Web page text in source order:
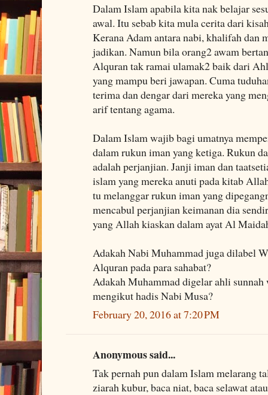
Dalam Islam apabila kita nak belajar
awal. Itu sebab kita mula cerita dari
Kerana Adam antara nabi, khalifah dan
jadikan. Namun bila orang2 awam
Alquran tak ramai ulamak2 baik dari
yang mampu beri jawapan. Cuma
terima dan dengar dari mereka yang
arif tentang agama.
Dalam Islam wajib bagi umatnya
dalam rukun iman yang ketiga. Rukun
adalah perjanjian. Janji iman dan
islam yang mereka anuti pada kitab
tu melanggar rukun iman yang
mencabul perjanjian keimanan dia
yang Allah kiaskan dalam ayat Al
Adakah Nabi Muhammad juga dilabel
Alquran pada para sahabat?
Adakah Muhammad digelar ahli
mengikut hadis Nabi Musa?
February 20, 2016 at 7:20 PM
Anonymous said...
Tak pernah pun dalam Islam melarang
ziarah kubur, baca niat, baca selawat